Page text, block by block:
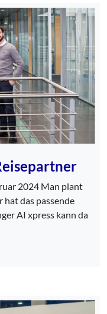
2024 Man plant
hat das passende
AI xpress kann da